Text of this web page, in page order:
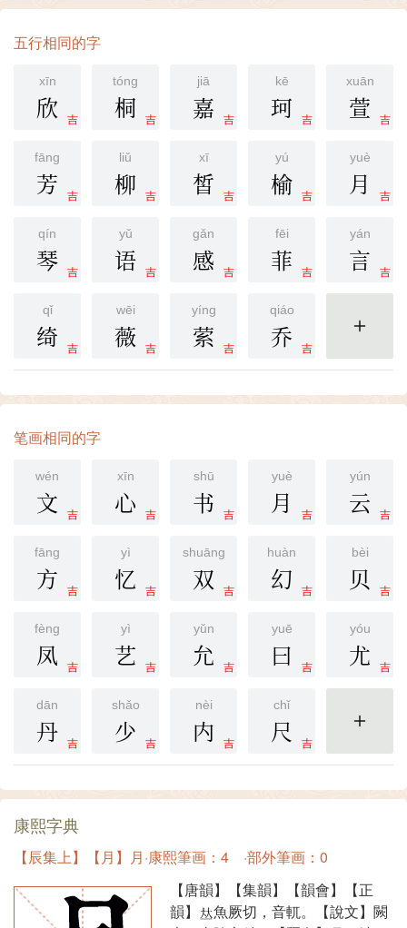
五行相同的字
xīn
吉
欣
tóng
吉
桐
jiā
吉
嘉
kē
吉
珂
xuān
吉
萱
fāng
吉
芳
liǔ
吉
柳
xī
吉
皙
yú
吉
榆
yuè
吉
月
qín
吉
琴
yǔ
吉
语
gǎn
吉
感
fēi
吉
菲
yán
吉
言
qǐ
吉
绮
wēi
吉
薇
yíng
吉
萦
qiáo
吉
乔 更多
笔画相同的字
wén
吉
文
xīn
吉
心
shū
吉
书
yuè
吉
月
yún
吉
云
fāng
吉
方
yì
吉
忆
shuāng
吉
双
huàn
吉
幻
bèi
吉
贝
fèng
吉
凤
yì
吉
艺
yǔn
吉
允
yuē
吉
曰
yóu
吉
尤
dān
吉
丹
shǎo
吉
少
nèi
吉
内
chǐ
吉
尺 更多
康熙字典
【辰集上】【月】月·康熙筆画：4 ·部外筆画：0
【唐韻】【集韻】【韻會】【正
韻】
魚厥切，音軏。【說文】闕